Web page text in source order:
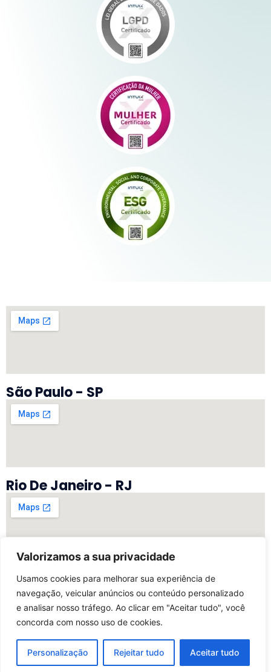
Valorizamos a sua privacidade
Usamos cookies para melhorar sua experiência de
navegação, veicular anúncios ou conteúdo personalizado
e analisar nosso tráfego. Ao clicar em "Aceitar tudo", você
concorda com nosso uso de cookies.
Personalização Rejeitar tudo Aceitar tudo
São Paulo - SP
Rio De Janeiro - RJ
Vitória - ES
Por My Marketing Digital